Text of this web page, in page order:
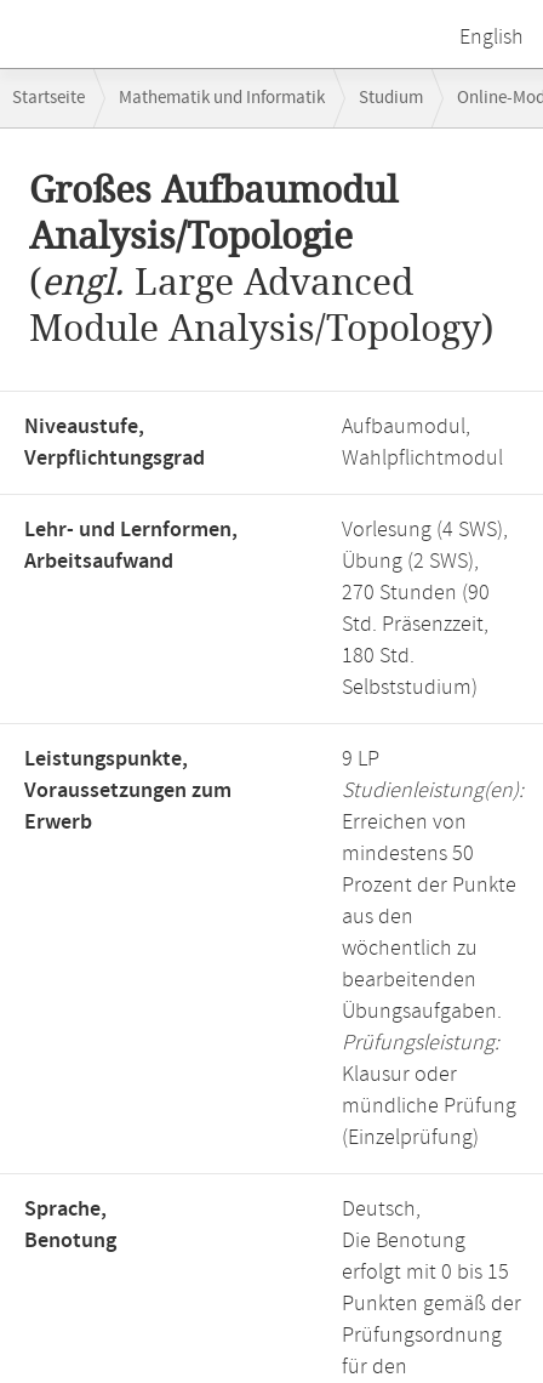
English
Navigation
Startseite Mathematik und Informatik Studium Online-
Großes Aufbaumodul
Analysis/Topologie
(engl. Large Advanced
Module Analysis/Topology)
Niveaustufe,
Verpflichtungsgrad
Aufbaumodul,
Wahlpflichtmodul
Lehr- und Lernformen,
Arbeitsaufwand
Vorlesung (4 SWS),
Übung (2 SWS),
270 Stunden (90
Std. Präsenzzeit,
180 Std.
Selbststudium)
Leistungspunkte,
Voraussetzungen zum
Erwerb
9 LP
Studienleistung(en):
Erreichen von
mindestens 50
Prozent der Punkte
aus den
wöchentlich zu
bearbeitenden
Übungsaufgaben.
Prüfungsleistung:
Klausur oder
mündliche Prüfung
(Einzelprüfung)
Sprache,
Benotung
Deutsch,
Die Benotung
erfolgt mit 0 bis 15
Punkten gemäß der
Prüfungsordnung
für den